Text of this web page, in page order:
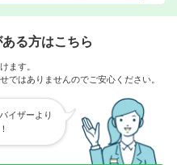
る方はこちら
ます。
ではありませんのでご安心ください。
イザーより